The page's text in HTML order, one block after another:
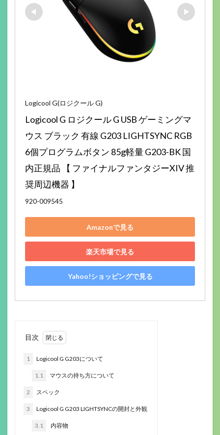
Logicool G(ロジクール G)
Logicool G ロジクール G USB ゲーミングマ
ウス ブラック 有線 G203 LIGHTSYNC RGB
6個プログラムボタン 85g軽量 G203-BK 国
内正規品 【 ファイナルファンタジーXIV 推
奨周辺機器 】
920-009545
Amazonで見る
楽天市場で見る
Yahoo!ショッピングで見る
目次
1 Logicool G G203について
1.1 マウスの持ち方について
2 スペック
3 Logicool G G203 LIGHTSYNCの開封と外観
3.1 内容物